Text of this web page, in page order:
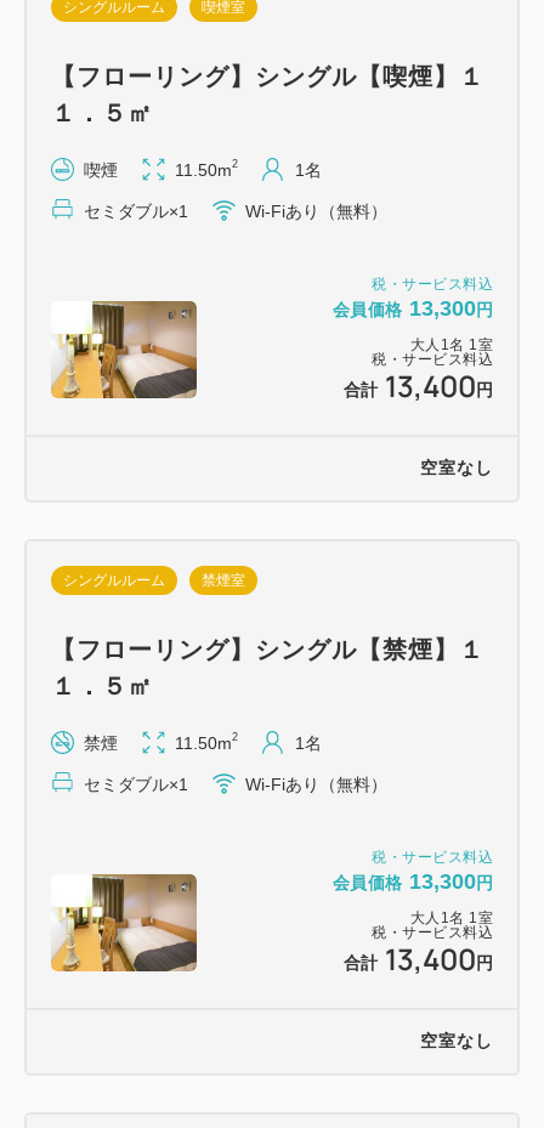
税・サービス料込
会員価格 13,300円
大人 1 名 1 室
税・サービス料込
合計 13,400 円
シングルルーム 喫煙室
【フローリング】シングル【喫煙】１
１．５㎡
喫煙 11.50m2 1名
セミダブル×1 Wi-Fiあり（無料）
空室なし
税・サービス料込
会員価格 13,300円
大人 1 名 1 室
税・サービス料込
合計 13,400 円
シングルルーム 禁煙室
【フローリング】シングル【禁煙】１
１．５㎡
禁煙 11.50m2 1名
セミダブル×1 Wi-Fiあり（無料）
空室なし